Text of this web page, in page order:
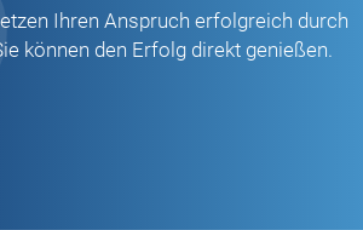
Ihren Anspruch erfolgreich durch
können den Erfolg direkt genießen.